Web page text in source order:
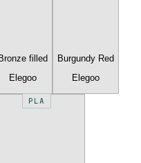
Bronze filled
Elegoo
Burgundy Red
Elegoo
PLA